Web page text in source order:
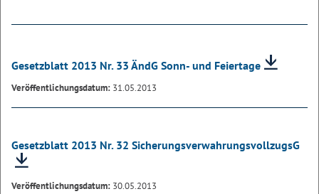
Gesetzblatt 2013 Nr. 33 ÄndG Sonn- und Feiertage
Veröffentlichungsdatum: 31.05.2013
Gesetzblatt 2013 Nr. 32 SicherungsverwahrungsvollzugsG
Veröffentlichungsdatum: 30.05.2013